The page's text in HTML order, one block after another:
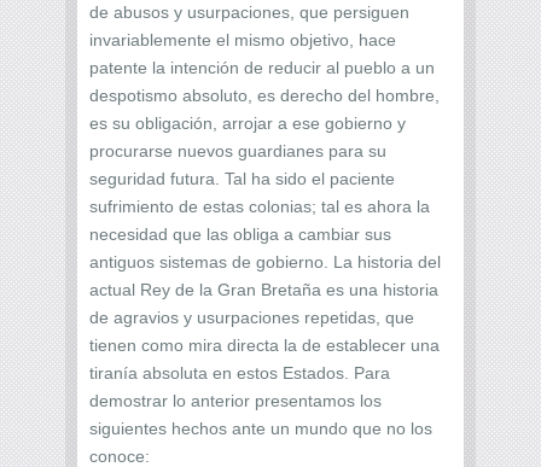
de abusos y usurpaciones, que persiguen
invariablemente el mismo objetivo, hace
patente la intención de reducir al pueblo a un
despotismo absoluto, es derecho del hombre,
es su obligación, arrojar a ese gobierno y
procurarse nuevos guardianes para su
seguridad futura. Tal ha sido el paciente
sufrimiento de estas colonias; tal es ahora la
necesidad que las obliga a cambiar sus
antiguos sistemas de gobierno. La historia del
actual Rey de la Gran Bretaña es una historia
de agravios y usurpaciones repetidas, que
tienen como mira directa la de establecer una
tiranía absoluta en estos Estados. Para
demostrar lo anterior presentamos los
siguientes hechos ante un mundo que no los
conoce: